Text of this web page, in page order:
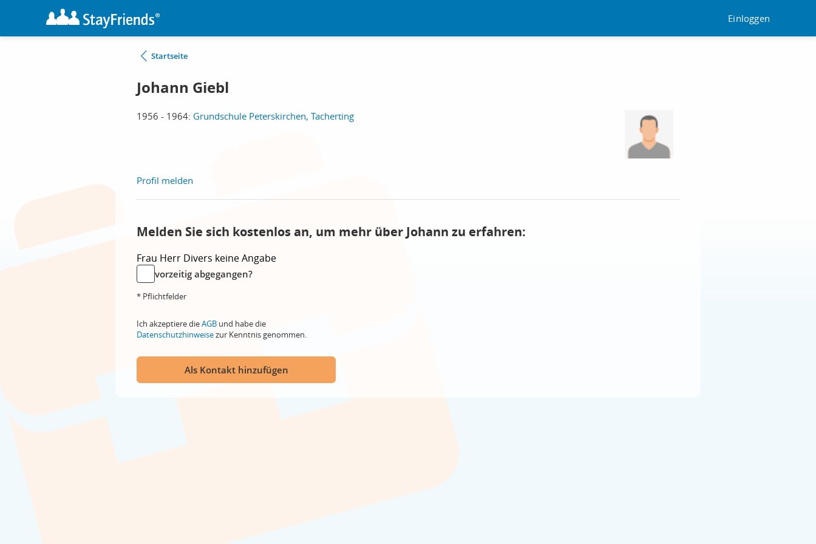
Einloggen
Startseite
Johann Giebl
1956 - 1964: Grundschule Peterskirchen, Tacherting
Profil melden
Melden Sie sich kostenlos an, um mehr über Johann zu erfahren:
Frau Herr Divers keine Angabe
vorzeitig abgegangen?
* Pflichtfelder
Ich akzeptiere dieAGB und habe die
Datenschutzhinweisezur Kenntnis genommen.
Als Kontakt hinzufügen